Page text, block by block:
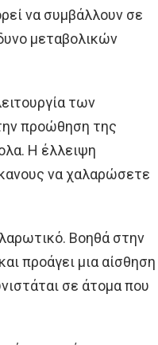
να συμβάλλουν σε
μεταβολικών
των
προώθηση της
Η έλλειψη
να χαλαρώσετε
Βοηθά στην
προάγει μια αίσθηση
σε άτομα που